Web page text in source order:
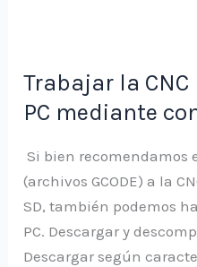
Trabajar la
PC mediante
Si bien recomendamos
(archivos GCODE) a la
SD, también podemos
PC. Descargar y
Descargar según